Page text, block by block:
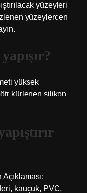
yüzeyleri
yüzeylerden
yüksek
kürlenen silikon
Açıklaması:
kauçuk, PVC,